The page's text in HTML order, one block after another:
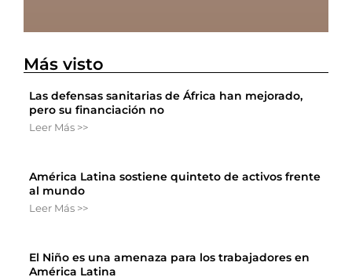
Más visto
Las defensas sanitarias de África han mejorado,
pero su financiación no
Leer Más >>
América Latina sostiene quinteto de activos frente
al mundo
Leer Más >>
El Niño es una amenaza para los trabajadores en
América Latina